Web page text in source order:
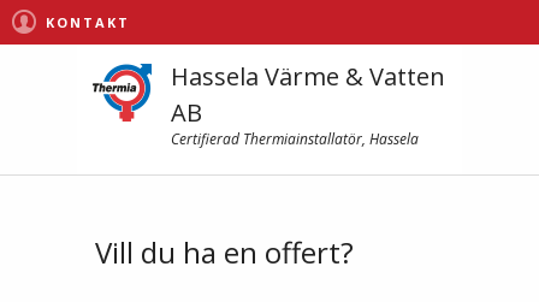
KONTAKT
Hassela Värme & Vatten
AB
Certifierad Thermiainstallatör, Hassela
Vill du ha en offert?